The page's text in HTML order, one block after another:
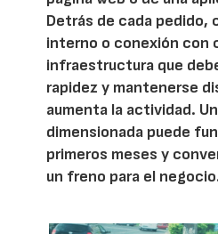
Detrás de cada pedido,
interno o conexión con
infraestructura que
rapidez y mantenerse
aumenta la actividad.
dimensionada puede
primeros meses y
un freno para el